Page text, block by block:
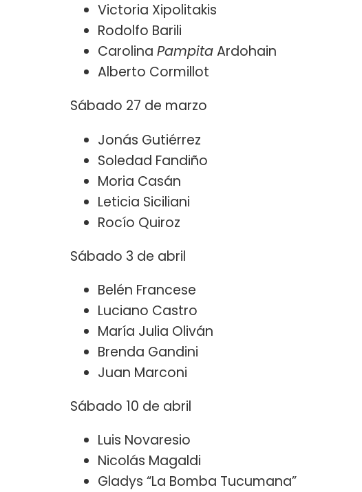
Victoria Xipolitakis
Rodolfo Barili
Carolina PampitaArdohain
Alberto Cormillot
Sábado 27 de marzo
Jonás Gutiérrez
Soledad Fandiño
Moria Casán
Leticia Siciliani
Rocío Quiroz
Sábado 3 de abril
Belén Francese
Luciano Castro
María Julia Oliván
Brenda Gandini
Juan Marconi
Sábado 10 de abril
Luis Novaresio
Nicolás Magaldi
Gladys “La Bomba Tucumana”